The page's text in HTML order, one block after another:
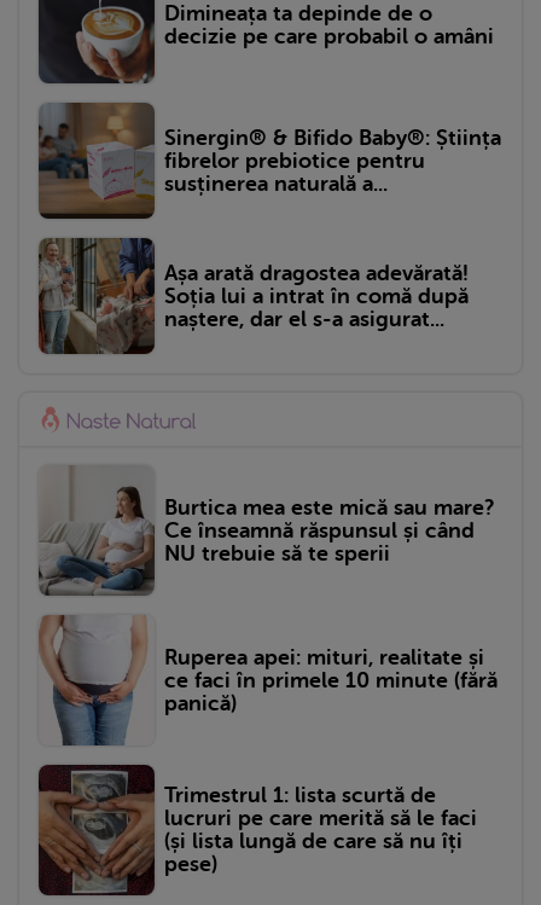
Dimineața ta depinde de o
decizie pe care probabil o amâni
Sinergin® & Bifido Baby®: Știința
fibrelor prebiotice pentru
susținerea naturală a...
Așa arată dragostea adevărată!
Soția lui a intrat în comă după
naștere, dar el s-a asigurat...
Burtica mea este mică sau mare?
Ce înseamnă răspunsul și când
NU trebuie să te sperii
Ruperea apei: mituri, realitate și
ce faci în primele 10 minute (fără
panică)
Trimestrul 1: lista scurtă de
lucruri pe care merită să le faci
(și lista lungă de care să nu îți
pese)